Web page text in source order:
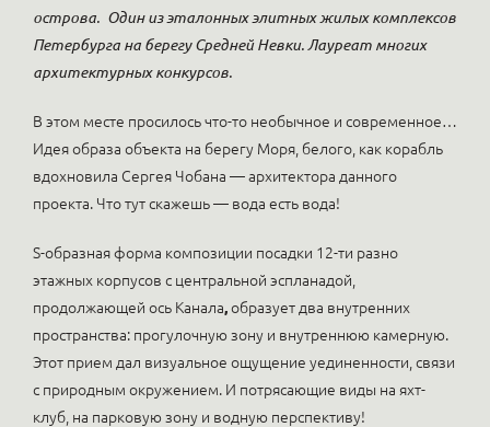
острова. Один из эталонных элитных жилых комплексов
Петербурга на берегу Средней Невки. Лауреат многих
архитектурных конкурсов.
В этом месте просилось что-то необычное и современное…
Идея образа объекта на берегу Моря, белого, как корабль
вдохновила Сергея Чобана — архитектора данного
проекта. Что тут скажешь — вода есть вода!
S-образная форма композиции посадки 12-ти разно
этажных корпусов с центральной эспланадой,
продолжающей ось Канала,образует два внутренних
пространства: прогулочную зону и внутреннюю камерную.
Этот прием дал визуальное ощущение уединенности, связи
с природным окружением. И потрясающие виды на яхт-
клуб, на парковую зону и водную перспективу!